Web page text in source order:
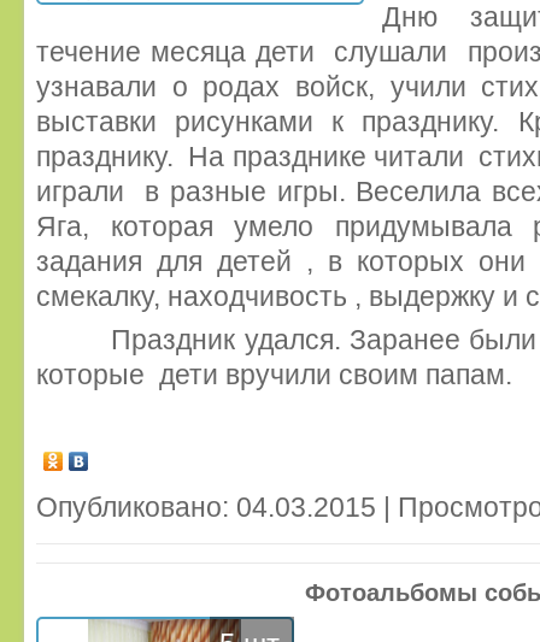
Дню
течение месяца дети слушали
узнавали о родах войск, учили
выставки рисунками к празднику.
празднику. На празднике читали
играли в разные игры. Веселила
Яга, которая умело придумывала
задания для детей , в которых
смекалку, находчивость , выдержку и
Праздник удался. Заранее были
которые дети вручили своим папам.
Опубликовано: 04.03.2015 |
Фотоальбомы